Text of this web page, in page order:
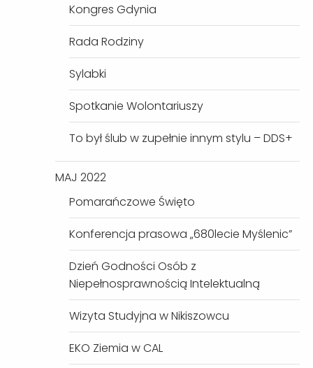
Kongres Gdynia
Rada Rodziny
Sylabki
Spotkanie Wolontariuszy
To był ślub w zupełnie innym stylu – DDS+
MAJ 2022
Pomarańczowe Święto
Konferencja prasowa „680lecie Myślenic”
Dzień Godności Osób z
Niepełnosprawnością Intelektualną
Wizyta Studyjna w Nikiszowcu
EKO Ziemia w CAL